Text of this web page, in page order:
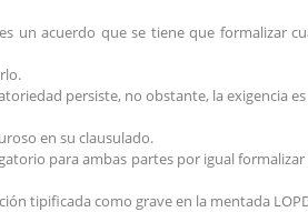
un acuerdo que se tiene que formalizar
persiste, no obstante, la exigencia
en su clausulado.
para ambas partes por igual
tipificada como grave en la mentada